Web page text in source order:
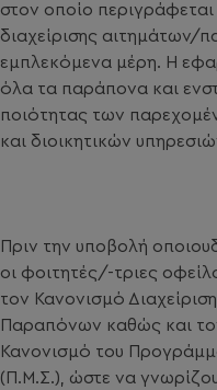
στον οποίο
διαχείρισης
εμπλεκόμενα μέρη. Η
όλα τα παράπονα και
ποιότητας των
και διοικητικών
Πριν την υποβολή
οι φοιτητές/-τριες
τον Κανονισμό
Παραπόνων καθώς και
Κανονισμό του
(Π.Μ.Σ.), ώστε να